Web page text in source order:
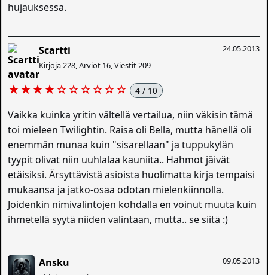
hujauksessa.
24.05.2013
Scartti
Kirjoja 228, Arviot 16, Viestit 209
★★★★☆☆☆☆☆☆ 4 / 10
Vaikka kuinka yritin vältellä vertailua, niin väkisin tämä
toi mieleen Twilightin. Raisa oli Bella, mutta hänellä oli
enemmän munaa kuin "sisarellaan" ja tuppukylän
tyypit olivat niin uuhlalaa kauniita.. Hahmot jäivät
etäisiksi. Ärsyttävistä asioista huolimatta kirja tempaisi
mukaansa ja jatko-osaa odotan mielenkiinnolla.
Joidenkin nimivalintojen kohdalla en voinut muuta kuin
ihmetellä syytä niiden valintaan, mutta.. se siitä :)
09.05.2013
Ansku